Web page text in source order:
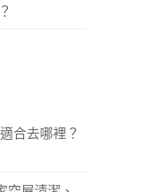
合去哪裡？